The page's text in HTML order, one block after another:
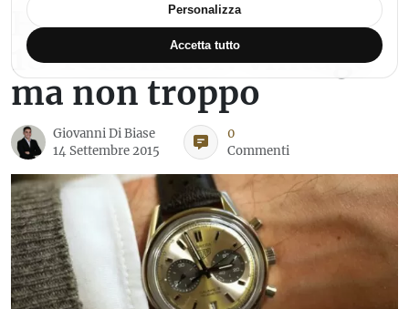
Heuer Carrera Calibre
18 Telemeter: vintage
ma non troppo
Giovanni Di Biase
14 Settembre 2015
0
Commenti
Personalizza
Accetta tutto